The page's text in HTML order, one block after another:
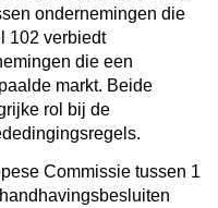
ondernemingen die
102 verbiedt
die een
markt. Beide
rol bij de
Commissie tussen 1